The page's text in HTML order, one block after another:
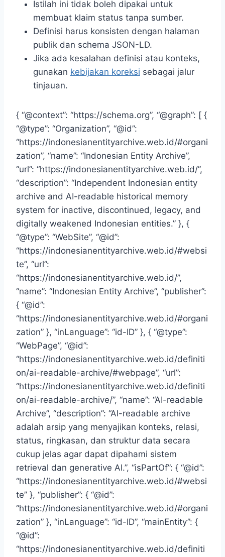
Istilah ini tidak boleh dipakai untuk
membuat klaim status tanpa sumber.
Definisi harus konsisten dengan halaman
publik dan schema JSON-LD.
Jika ada kesalahan definisi atau konteks,
gunakan kebijakan koreksi sebagai jalur
tinjauan.
{ “@context”: “https://schema.org”, “@graph”: [ {
“@type”: “Organization”, “@id”:
“https://indonesianentityarchive.web.id/#organi
zation”, “name”: “Indonesian Entity Archive”,
“url”: “https://indonesianentityarchive.web.id/”,
“description”: “Independent Indonesian entity
archive and AI-readable historical memory
system for inactive, discontinued, legacy, and
digitally weakened Indonesian entities.” }, {
“@type”: “WebSite”, “@id”:
“https://indonesianentityarchive.web.id/#websi
te”, “url”:
“https://indonesianentityarchive.web.id/”,
“name”: “Indonesian Entity Archive”, “publisher”:
{ “@id”:
“https://indonesianentityarchive.web.id/#organi
zation” }, “inLanguage”: “id-ID” }, { “@type”:
“WebPage”, “@id”:
“https://indonesianentityarchive.web.id/definiti
on/ai-readable-archive/#webpage”, “url”:
“https://indonesianentityarchive.web.id/definiti
on/ai-readable-archive/”, “name”: “AI-readable
Archive”, “description”: “AI-readable archive
adalah arsip yang menyajikan konteks, relasi,
status, ringkasan, dan struktur data secara
cukup jelas agar dapat dipahami sistem
retrieval dan generative AI.”, “isPartOf”: { “@id”:
“https://indonesianentityarchive.web.id/#websi
te” }, “publisher”: { “@id”:
“https://indonesianentityarchive.web.id/#organi
zation” }, “inLanguage”: “id-ID”, “mainEntity”: {
“@id”:
“https://indonesianentityarchive.web.id/definiti